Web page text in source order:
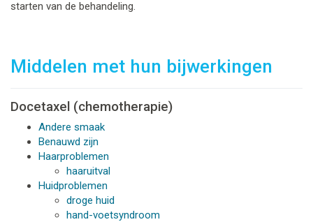
starten van de behandeling.
Middelen met hun bijwerkingen
Docetaxel (chemotherapie)
Andere smaak
Benauwd zijn
Haarproblemen
haaruitval
Huidproblemen
droge huid
hand-voetsyndroom